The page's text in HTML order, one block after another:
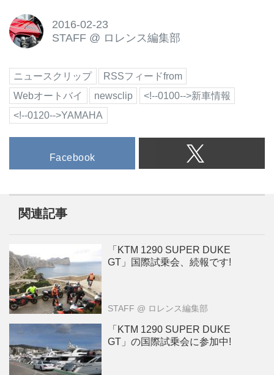
2016-02-23
STAFF @ ロレンス編集部
ニュースクリップ
RSSフィードfrom
Webオートバイ
newsclip
<!--0100-->新車情報
<!--0120-->YAMAHA
Facebook
関連記事
「KTM 1290 SUPER DUKE
GT」国際試乗会、続報です!
STAFF @ ロレンス編集部
「KTM 1290 SUPER DUKE
GT」の国際試乗会に参加中!